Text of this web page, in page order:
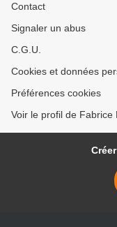
Contact
Signaler un abus
C.G.U.
Cookies et données
Préférences cookies
Voir le profil de Fabrice